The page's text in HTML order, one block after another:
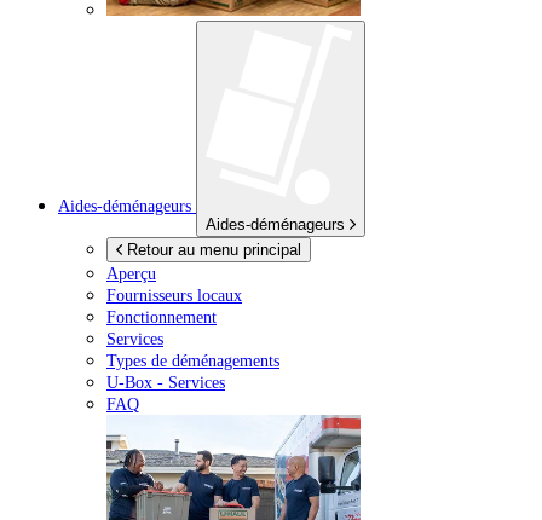
Aides-déménageurs
Aides-déménageurs
Retour au menu principal
Aperçu
Fournisseurs locaux
Fonctionnement
Services
Types de déménagements
U-Box - Services
FAQ